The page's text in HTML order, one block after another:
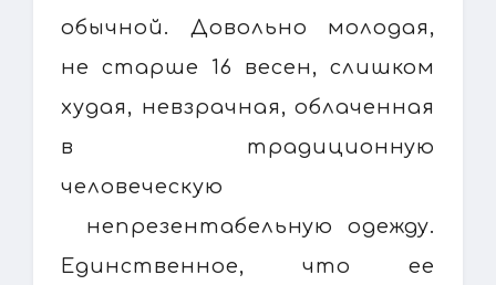
обычной. Довольно молодая,
не старше 16 весен, слишком
худая, невзрачная, облаченная
в традиционную
человеческую
непрезентабельную одежду.
Единственное, что ее